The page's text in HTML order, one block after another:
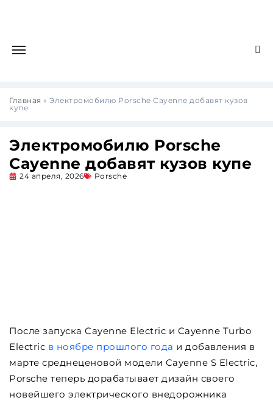
Главная » Электромобилю Porsche Cayenne добавят кузов
купе
Электромобилю Porsche
Cayenne добавят кузов купе
24 апреля, 2026 Porsche
После запуска Cayenne Electric и Cayenne Turbo
Electric в ноябре прошлого года и добавления в
марте среднеценовой модели Cayenne S Electric,
Porsche теперь дорабатывает дизайн своего
новейшего электрического внедорожника